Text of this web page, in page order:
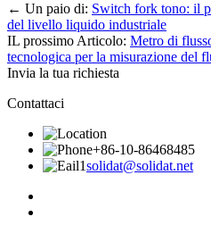
← Un paio di: Switch fork tono: il
del livello liquido industriale
IL prossimo Articolo: Metro di
tecnologica per la misurazione del
Invia la tua richiesta
Contattaci
+86-10-86468485
solidat@solidat.net